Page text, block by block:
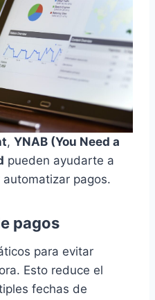
, YNAB (You Need a
pueden ayudarte a
pagos.
pagos
para evitar
Esto reduce el
fechas de